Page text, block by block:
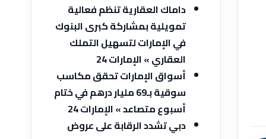
داماك العقارية تنظم فعالية
تمويلية بمشاركة كبرى البنوك
في الإمارات لتسهيل التملك
العقاري » الإمارات 24
أسواق الإمارات تحقق مكاسب
سوقية بـ69 مليار درهم في ختام
أسبوع متصاعد » الإمارات 24
دبي تشدد الرقابة على عروض